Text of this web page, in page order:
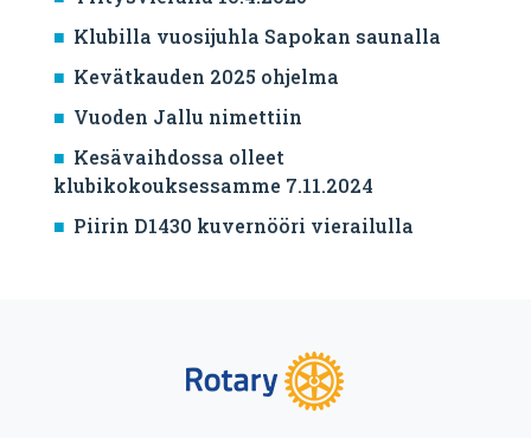
Klubilla vuosijuhla Sapokan saunalla
Kevätkauden 2025 ohjelma
Vuoden Jallu nimettiin
Kesävaihdossa olleet
klubikokouksessamme 7.11.2024
Piirin D1430 kuvernööri vierailulla